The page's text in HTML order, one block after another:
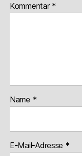
Kommentar *
Name *
E-Mail-Adresse *